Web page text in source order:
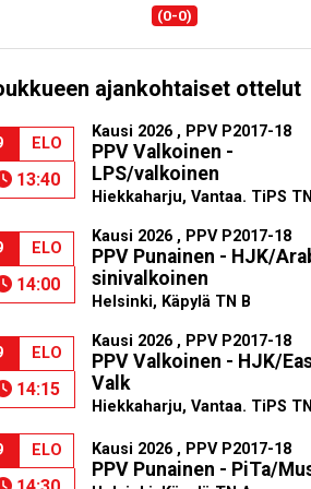
(0-0)
ajankohtaiset ottelut
ELO
13:40
Kausi 2026 , PPV P2017-18
PPV Valkoinen -
LPS/valkoinen
Hiekkaharju, Vantaa. TiPS
ELO
14:00
Kausi 2026 , PPV P2017-18
PPV Punainen - HJK/
sinivalkoinen
Helsinki, Käpylä TN B
ELO
14:15
Kausi 2026 , PPV P2017-18
PPV Valkoinen - HJK/
Valk
Hiekkaharju, Vantaa. TiPS
ELO Kausi 2026 , PPV P2017-18
PPV Punainen - PiTa/